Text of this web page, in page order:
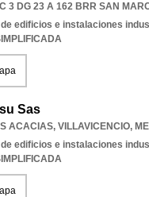
3 DG 23 A 162 BRR SAN
edificios e instalaciones
Sas
ACACIAS, VILLAVICENCIO,
edificios e instalaciones